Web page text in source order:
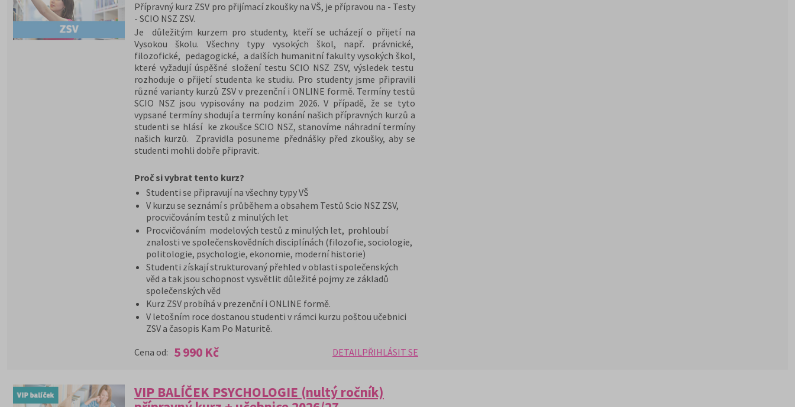
Přípravný kurz ZSV pro přijímací zkoušky na VŠ, je přípravou na - Testy
- SCIO NSZ ZSV.
Je důležitým kurzem pro studenty, kteří se ucházejí o přijetí na
Vysokou školu. Všechny typy vysokých škol, např. právnické,
filozofické, pedagogické, a dalších humanitní fakulty vysokých škol,
které vyžadují úspěšné složení testu SCIO NSZ ZSV, výsledek testu
rozhoduje o přijetí studenta ke studiu. Pro studenty jsme připravili
různé varianty kurzů ZSV v prezenční i ONLINE formě. Termíny testů
SCIO NSZ jsou vypisovány na podzim 2026. V případě, že se tyto
vypsané termíny shodují a termíny konání našich přípravných kurzů a
studenti se hlásí ke zkoušce SCIO NSZ, stanovíme náhradní termíny
našich kurzů. Zpravidla posuneme přednášky před zkoušky, aby se
studenti mohli dobře připravit.
Proč si vybrat tento kurz?
Studenti se připravují na všechny typy VŠ
V kurzu se seznámí s průběhem a obsahem Testů Scio NSZ ZSV,
procvičováním testů z minulých let
Procvičováním modelových testů z minulých let, prohloubí
znalosti ve společenskovědních disciplínách (filozofie, sociologie,
politologie, psychologie, ekonomie, moderní historie)
Studenti získají strukturovaný přehled v oblasti společenských
věd a tak jsou schopnost vysvětlit důležité pojmy ze základů
společenských věd
Kurz ZSV probíhá v prezenční i ONLINE formě.
V letošním roce dostanou studenti v rámci kurzu poštou učebnici
ZSV a časopis Kam Po Maturitě.
Cena od: 5 990 Kč DETAILPŘIHLÁSIT SE
VIP BALÍČEK PSYCHOLOGIE (nultý ročník)